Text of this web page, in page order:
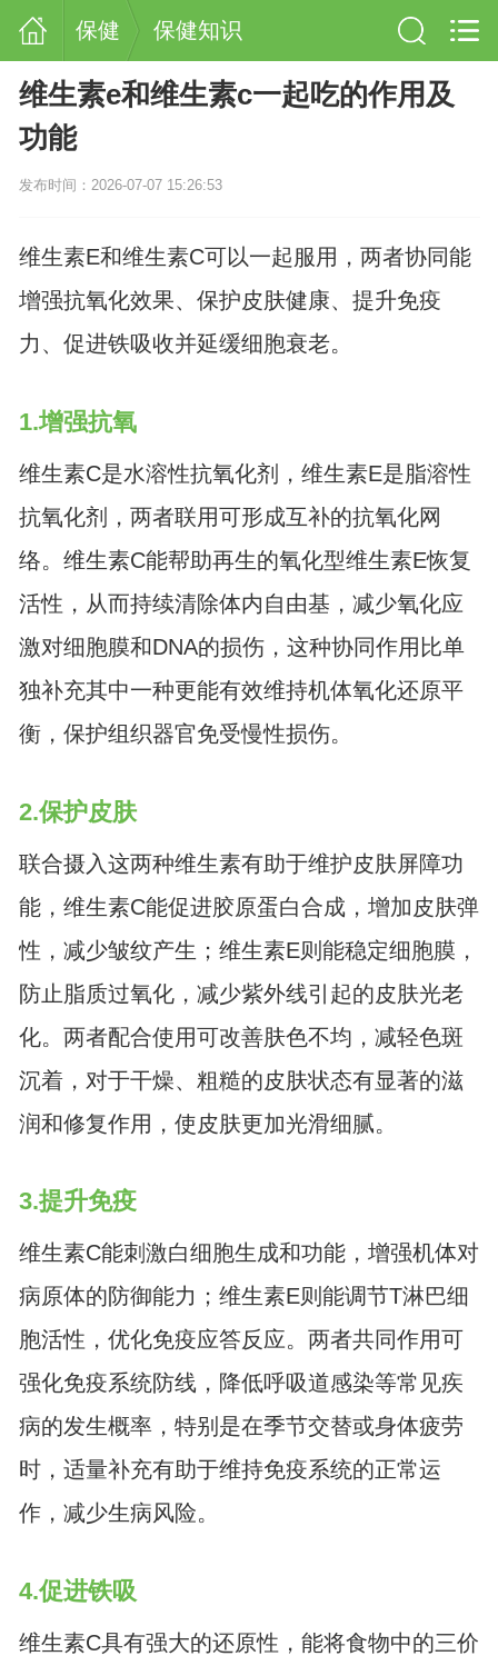
保健 保健知识
维生素e和维生素c一起吃的作用及
功能
发布时间：2026-07-07 15:26:53
维生素E和维生素C可以一起服用，两者协同能
增强抗氧化效果、保护皮肤健康、提升免疫
力、促进铁吸收并延缓细胞衰老。
1.增强抗氧
维生素C是水溶性抗氧化剂，维生素E是脂溶性
抗氧化剂，两者联用可形成互补的抗氧化网
络。维生素C能帮助再生的氧化型维生素E恢复
活性，从而持续清除体内自由基，减少氧化应
激对细胞膜和DNA的损伤，这种协同作用比单
独补充其中一种更能有效维持机体氧化还原平
衡，保护组织器官免受慢性损伤。
2.保护皮肤
联合摄入这两种维生素有助于维护皮肤屏障功
能，维生素C能促进胶原蛋白合成，增加皮肤弹
性，减少皱纹产生；维生素E则能稳定细胞膜，
防止脂质过氧化，减少紫外线引起的皮肤光老
化。两者配合使用可改善肤色不均，减轻色斑
沉着，对于干燥、粗糙的皮肤状态有显著的滋
润和修复作用，使皮肤更加光滑细腻。
3.提升免疫
维生素C能刺激白细胞生成和功能，增强机体对
病原体的防御能力；维生素E则能调节T淋巴细
胞活性，优化免疫应答反应。两者共同作用可
强化免疫系统防线，降低呼吸道感染等常见疾
病的发生概率，特别是在季节交替或身体疲劳
时，适量补充有助于维持免疫系统的正常运
作，减少生病风险。
4.促进铁吸
维生素C具有强大的还原性，能将食物中的三价